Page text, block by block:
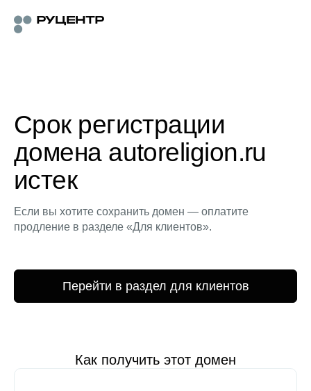
Срок регистрации
домена autoreligion.ru
истек
Если вы хотите сохранить домен — оплатите
продление в разделе «Для клиентов».
Перейти в раздел для клиентов
Как получить этот домен